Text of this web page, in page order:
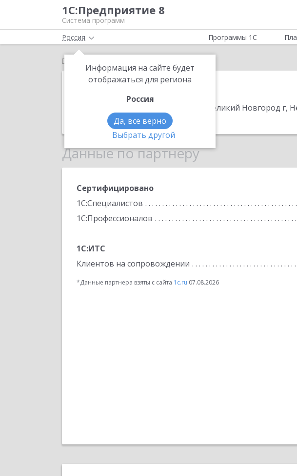
1С:Предприятие 8
Система программ
Россия
Информация на сайте будет
отображаться для региона
Россия
Да, все верно
Выбрать другой
Программы 1С
Главная
Контрол-Софт
173021, Новгородская обл, Великий Новгород г,
Телефон: (8162) 68-5070
Данные по партнеру
Сертифицировано
1С:Специалистов
1С:Профессионалов
1С:ИТС
Клиентов на сопровождении
*Данные партнера взяты с сайта 1c.ru 07.08.2026